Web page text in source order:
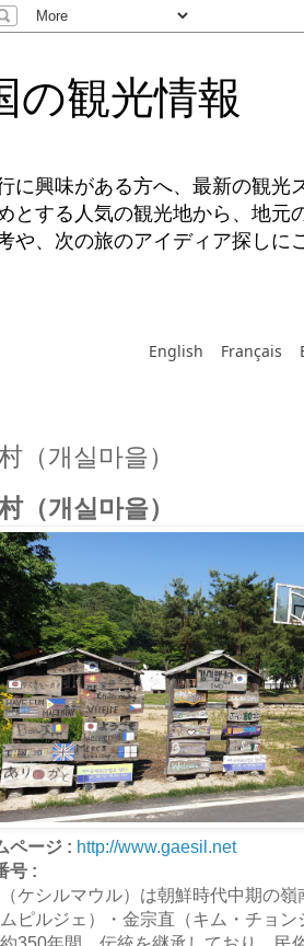
の観光情報
に興味がある方へ、最新の観光
とする人気の観光地から、地
や、次の旅のアイディア探しに
English Français
（개실마을）
（개실마을）
ページ : http://www.gaesil.net
号 :
ケシルマウル）は朝鮮時代中期の
ムピルジェ）・金宗直（キム・チョ